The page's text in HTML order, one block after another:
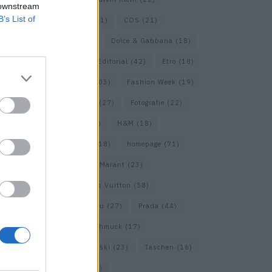
List of
Cartier(25) (71) COS (21)
Dolce & Gabbana (18)
Editorial (42) Etro (18)
Falke(35) (103) Fashion Week (19)
Fendi (26) (27) Fotografie (22)
(17) H&M (18)
Hermes (18) homepage (71)
Isabel Marant (23)
Jimmy Choo Louis Vuitton (58)
Miu Miu (27) Prada (44)
Saint Laurent Schmuck (17)
Swarovski (23) Taschen (16)
(33)